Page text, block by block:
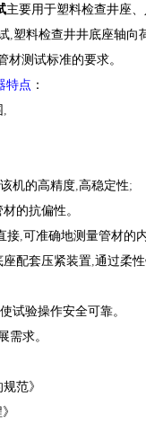
主要用于塑料检查井座
,塑料检查井井底座轴向
材测试标准的要求。
特点 ：
,
机的高精度,高稳定性;
的抗偏性。
接,可准确地测量管材的
配套压紧装置,通过柔
试验操作安全可靠。
需求。
范》